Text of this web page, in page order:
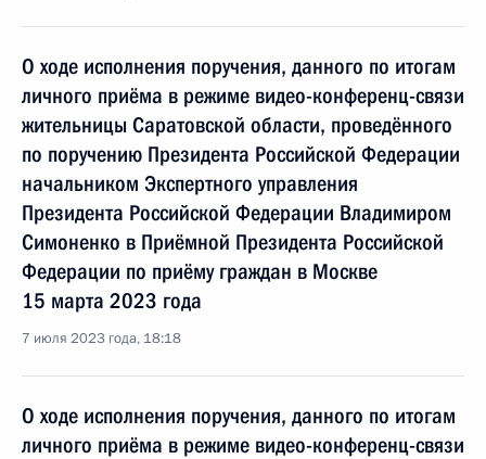
О ходе исполнения поручения, данного по итогам
личного приёма в режиме видео-конференц-связи
жительницы Саратовской области, проведённого
по поручению Президента Российской Федерации
начальником Экспертного управления
Президента Российской Федерации Владимиром
Симоненко в Приёмной Президента Российской
Федерации по приёму граждан в Москве
15 марта 2023 года
7 июля 2023 года, 18:18
О ходе исполнения поручения, данного по итогам
личного приёма в режиме видео-конференц-связи